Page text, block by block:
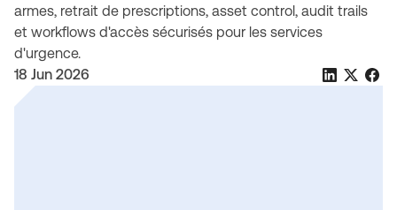
armes, retrait de prescriptions, asset control, audit trails
et workflows d'accès sécurisés pour les services
d'urgence.
18 Jun 2026